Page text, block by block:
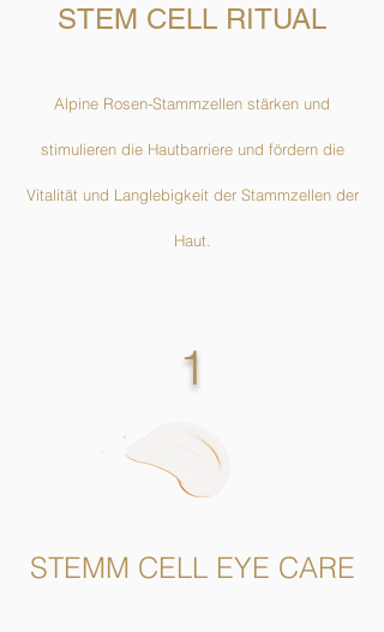
STEM CELL RITUAL
Alpine Rosen-Stammzellen stärken und
stimulieren die Hautbarriere und fördern die
Vitalität und Langlebigkeit der Stammzellen der
Haut.
1
STEMM CELL EYE CARE